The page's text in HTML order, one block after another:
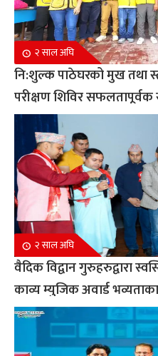
२ साल अघि
नि:शुल्क पाठेघरको मुख तथा
परीक्षण शिविर सफलतापूर्वक
२ साल अघि
वैदिक विद्वान गुरुहरुद्वारा
काव्य म्युजिक अवार्ड